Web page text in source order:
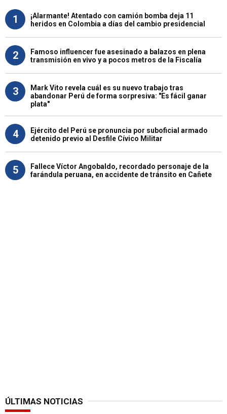
1
¡Alarmante! Atentado con camión bomba deja 11
heridos en Colombia a días del cambio presidencial
2
Famoso influencer fue asesinado a balazos en plena
transmisión en vivo y a pocos metros de la Fiscalía
3
Mark Vito revela cuál es su nuevo trabajo tras
abandonar Perú de forma sorpresiva: "Es fácil ganar
plata"
4
Ejército del Perú se pronuncia por suboficial armado
detenido previo al Desfile Cívico Militar
5
Fallece Víctor Angobaldo, recordado personaje de la
farándula peruana, en accidente de tránsito en Cañete
ÚLTIMAS NOTICIAS